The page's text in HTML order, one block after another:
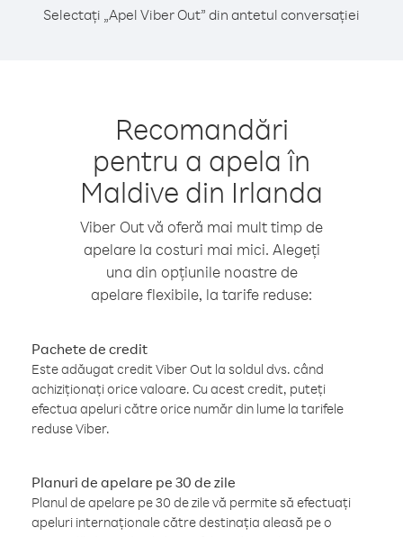
Selectați „Apel Viber Out” din antetul conversației
Recomandări
pentru a apela în
Maldive din Irlanda
Viber Out vă oferă mai mult timp de
apelare la costuri mai mici. Alegeți
una din opțiunile noastre de
apelare flexibile, la tarife reduse:
Pachete de credit
Este adăugat credit Viber Out la soldul dvs. când
achiziționați orice valoare. Cu acest credit, puteți
efectua apeluri către orice număr din lume la tarifele
reduse Viber.
Planuri de apelare pe 30 de zile
Planul de apelare pe 30 de zile vă permite să efectuați
apeluri internaționale către destinația aleasă pe o